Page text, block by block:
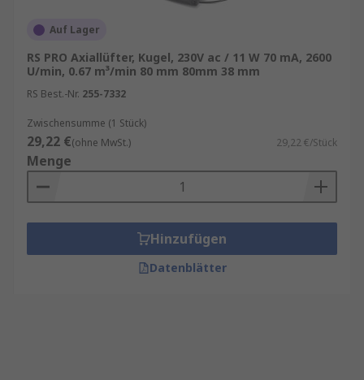
Auf Lager
RS PRO Axiallüfter, Kugel, 230V ac / 11 W 70 mA, 2600
U/min, 0.67 m³/min 80 mm 80mm 38 mm
RS Best.-Nr. 255-7332
Zwischensumme (1 Stück)
29,22 €(ohne MwSt.) 29,22 €/Stück
Menge
Hinzufügen
Datenblätter